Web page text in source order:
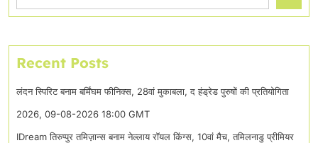
Recent Posts
लंदन स्पिरिट बनाम बर्मिंघम फीनिक्स, 28वां मुकाबला, द हंड्रेड पुरुषों की प्रतियोगिता
2026, 09-08-2026 18:00 GMT
IDream तिरुप्पुर तमिज़ान्स बनाम नेल्लाय रॉयल किंग्स, 10वां मैच, तमिलनाडु प्रीमियर